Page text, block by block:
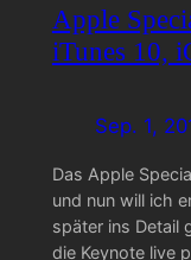
Apple
iTunes 10,
Sep. 1,
Das Apple
und nun will ich
später ins Detail
die Keynote live